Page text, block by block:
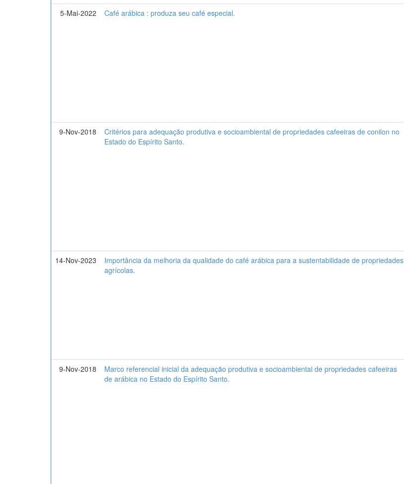
5-Mai-2022
Café arábica : produza seu café especial.
9-Nov-2018
Critérios para adequação produtiva e socioambiental de propriedades cafeeiras de conilon no
Estado do Espírito Santo.
14-Nov-2023
Importância da melhoria da qualidade do café arábica para a sustentabilidade de propriedades
agrícolas.
9-Nov-2018
Marco referencial inicial da adequação produtiva e socioambiental de propriedades cafeeiras
de arábica no Estado do Espírito Santo.